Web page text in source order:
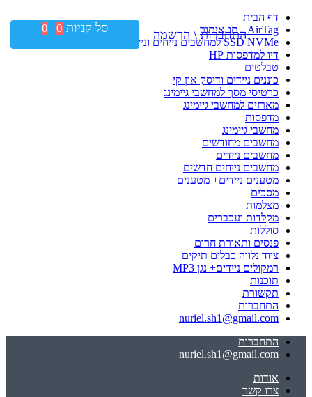
דף הבית
AirTag - תג איתור
SSD NVMe למחשבים נייחים וניידים
דיו למדפסות HP
טבלטים
כוננים ניידים ודיסק און קי
כרטיסי מסך למחשבי גיימינג
מארזים למחשבי גיימינג
מדפסות
מחשבי גיימינג
מחשבים מחודשים
מחשבים ניידים
מחשבים נייחים חדשים
מטענים ניידים+ מטענים
מסכים
מצלמות
מקלדות ועכברים
סוללות
פנסים ותאורת חרום
ציוד נלווה כבלים תיקים
רמקולים ניידים+ נגן MP3
תוכנות
תקשורת
התחברות
nuriel.sh1@gmail.com
התחברות
nuriel.sh1@gmail.com
אודות
צרו קשר
התחברות \ הרשמה סל קניות 0
0